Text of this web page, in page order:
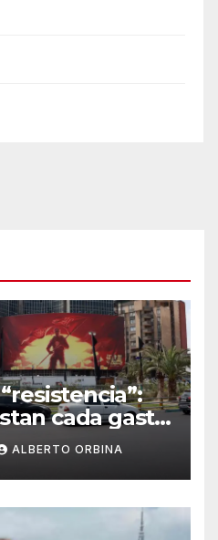
cada gasto
tras cinco
contra
e Israel
ALBERTO ORBINA